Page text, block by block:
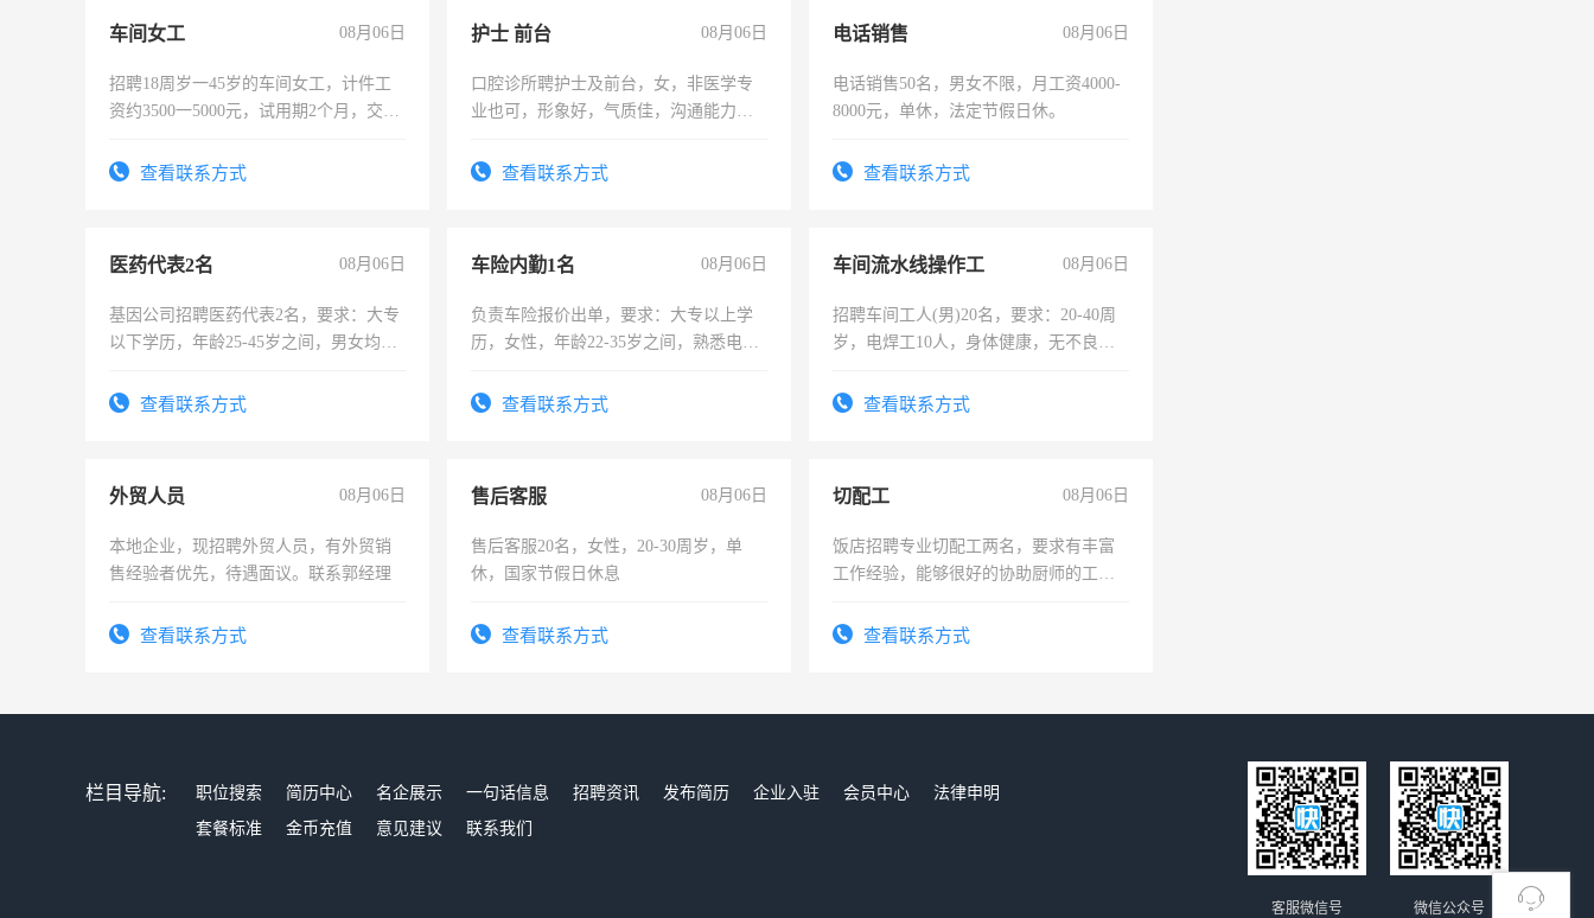
车间女工 08月06日
招聘18周岁一45岁的车间女工，计件工
资约3500一5000元，试用期2个月，交五
查看联系方式
护士 前台 08月06日
口腔诊所聘护士及前台，女，非医学专
业也可，形象好，气质佳，沟通能力
查看联系方式
电话销售 08月06日
电话销售50名，男女不限，月工资4000-
8000元，单休，法定节假日休。
查看联系方式
医药代表2名 08月06日
基因公司招聘医药代表2名，要求：大专
以下学历，年龄25-45岁之间，男女均
表或者有医学资质的优先，底薪+绩效，
查看联系方式
车险内勤1名 08月06日
负责车险报价出单，要求：大专以上学
历，女性，年龄22-35岁之间，熟悉电脑
试用期1-3个月，转正后交纳五险，
查看联系方式
车间流水线操作工 08月06日
招聘车间工人(男)20名，要求：20-40周
岁，电焊工10人，身体健康，无不良嗜
宿，免费发放劳保用品，两班倒，每月
查看联系方式
外贸人员 08月06日
本地企业，现招聘外贸人员，有外贸销
售经验者优先，待遇面议。联系郭经理
查看联系方式
售后客服 08月06日
售后客服20名，女性，20-30周岁，单
休，国家节假日休息
查看联系方式
切配工 08月06日
饭店招聘专业切配工两名，要求有丰富
工作经验，能够很好的协助厨师的工
4500。查看联系方式
栏目导航: 职位搜索 简历中心 名企展示 一句话信息 招聘资讯 发布简历 企业入驻 会员中心
法律申明
套餐标准
金币充值 意见建议 联系我们
微信公众号
客服微信号